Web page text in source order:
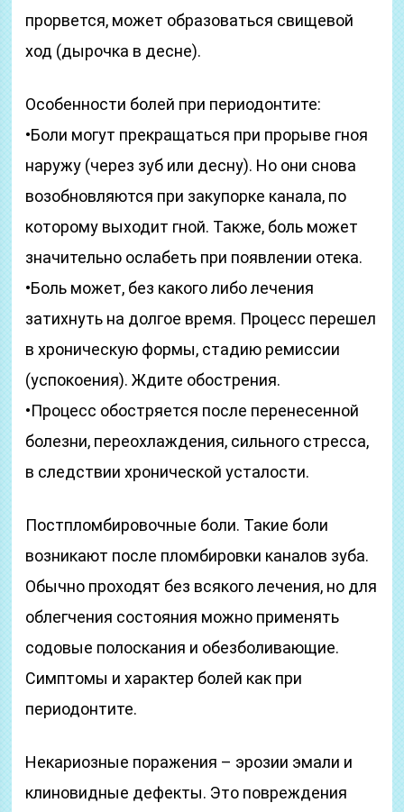
прорвется, может образоваться свищевой
ход (дырочка в десне).
Особенности болей при периодонтите:
•Боли могут прекращаться при прорыве гноя
наружу (через зуб или десну). Но они снова
возобновляются при закупорке канала, по
которому выходит гной. Также, боль может
значительно ослабеть при появлении отека.
•Боль может, без какого либо лечения
затихнуть на долгое время. Процесс перешел
в хроническую формы, стадию ремиссии
(успокоения). Ждите обострения.
•Процесс обостряется после перенесенной
болезни, переохлаждения, сильного стресса,
в следствии хронической усталости.
Постпломбировочные боли. Такие боли
возникают после пломбировки каналов зуба.
Обычно проходят без всякого лечения, но для
облегчения состояния можно применять
содовые полоскания и обезболивающие.
Симптомы и характер болей как при
периодонтите.
Некариозные поражения – эрозии эмали и
клиновидные дефекты. Это повреждения